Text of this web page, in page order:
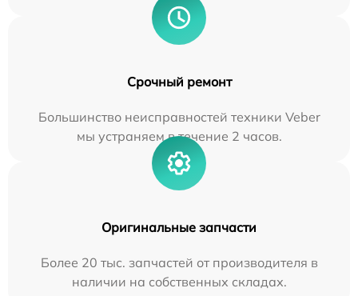
Срочный ремонт
Большинство неисправностей техники Veber
мы устраняем в течение 2 часов.
Оригинальные запчасти
Более 20 тыс. запчастей от производителя в
наличии на собственных складах.